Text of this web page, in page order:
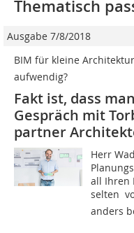
Thematisch
Ausgabe 7/8/2018
BIM für kleine
aufwendig?
Fakt ist, dass
Gespräch mit
partner
Herr
all Ihren
selten 
anders